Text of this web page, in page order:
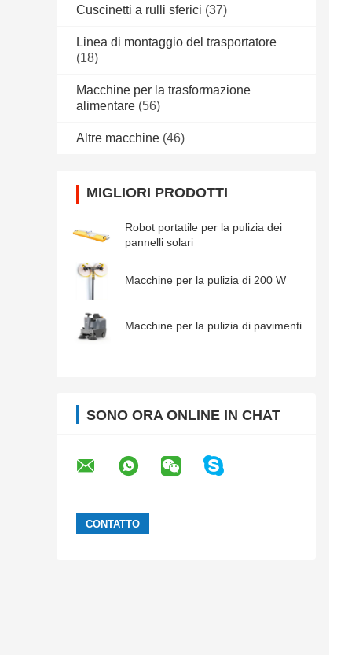
Cuscinetti a rulli sferici (37)
Linea di montaggio del trasportatore
(18)
Macchine per la trasformazione
alimentare (56)
Altre macchine (46)
MIGLIORI PRODOTTI
Robot portatile per la pulizia dei
pannelli solari
Macchine per la pulizia di 200 W
Macchine per la pulizia di pavimenti
SONO ORA ONLINE IN CHAT